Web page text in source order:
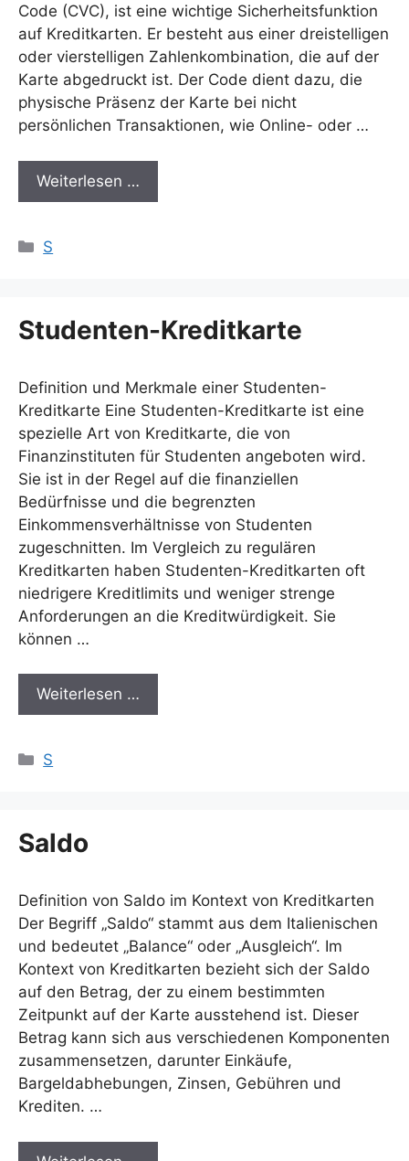
Code (CVC), ist eine wichtige Sicherheitsfunktion
auf Kreditkarten. Er besteht aus einer dreistelligen
oder vierstelligen Zahlenkombination, die auf der
Karte abgedruckt ist. Der Code dient dazu, die
physische Präsenz der Karte bei nicht
persönlichen Transaktionen, wie Online- oder …
Weiterlesen …
Kategorien
S
Studenten-Kreditkarte
Definition und Merkmale einer Studenten-
Kreditkarte Eine Studenten-Kreditkarte ist eine
spezielle Art von Kreditkarte, die von
Finanzinstituten für Studenten angeboten wird.
Sie ist in der Regel auf die finanziellen
Bedürfnisse und die begrenzten
Einkommensverhältnisse von Studenten
zugeschnitten. Im Vergleich zu regulären
Kreditkarten haben Studenten-Kreditkarten oft
niedrigere Kreditlimits und weniger strenge
Anforderungen an die Kreditwürdigkeit. Sie
können …
Weiterlesen …
Kategorien
S
Saldo
Definition von Saldo im Kontext von Kreditkarten
Der Begriff „Saldo“ stammt aus dem Italienischen
und bedeutet „Balance“ oder „Ausgleich“. Im
Kontext von Kreditkarten bezieht sich der Saldo
auf den Betrag, der zu einem bestimmten
Zeitpunkt auf der Karte ausstehend ist. Dieser
Betrag kann sich aus verschiedenen Komponenten
zusammensetzen, darunter Einkäufe,
Bargeldabhebungen, Zinsen, Gebühren und
Krediten. …